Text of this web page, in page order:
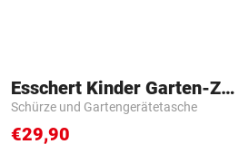
Esschert Kinder Garten-Zubehör
Schürze und Gartengerätetasche
€29,90